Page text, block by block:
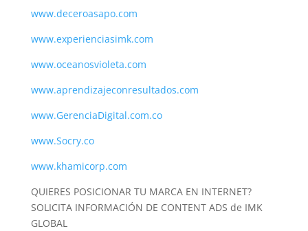
www.deceroasapo.com
www.experienciasimk.com
www.oceanosvioleta.com
www.aprendizajeconresultados.com
www.GerenciaDigital.com.co
www.Socry.co
www.khamicorp.com
QUIERES POSICIONAR TU MARCA EN INTERNET?
SOLICITA INFORMACIÓN DE CONTENT ADS de IMK
GLOBAL